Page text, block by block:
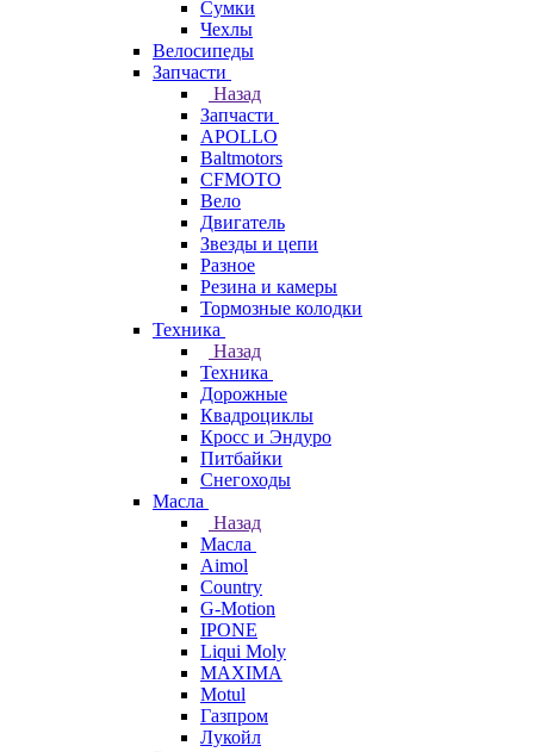
Сумки
Чехлы
Велосипеды
Запчасти
Назад
Запчасти
APOLLO
Baltmotors
CFMOTO
Вело
Двигатель
Звезды и цепи
Разное
Резина и камеры
Тормозные колодки
Техника
Назад
Техника
Дорожные
Квадроциклы
Кросс и Эндуро
Питбайки
Снегоходы
Масла
Назад
Масла
Aimol
Country
G-Motion
IPONE
Liqui Moly
MAXIMA
Motul
Газпром
Лукойл